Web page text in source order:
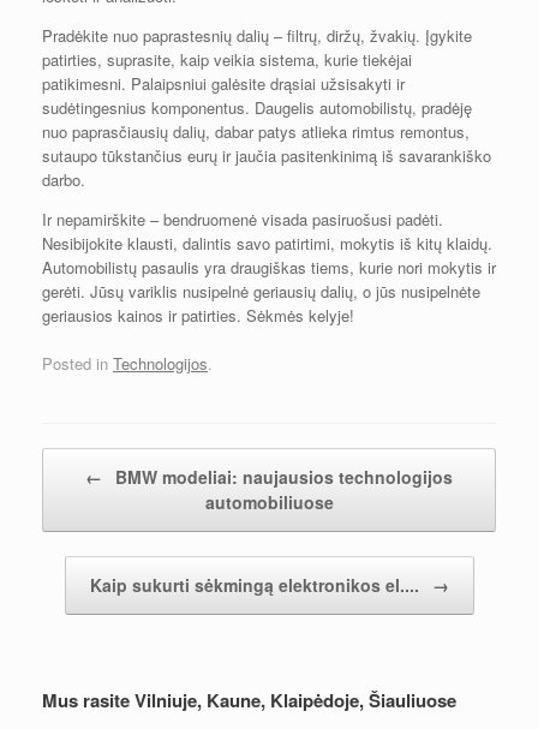
Pradėkite nuo paprastesnių dalių – filtrų, diržų, žvakių. Įgykite
patirties, suprasite, kaip veikia sistema, kurie tiekėjai
patikimesni. Palaipsniui galėsite drąsiai užsisakyti ir
sudėtingesnius komponentus. Daugelis automobilistų, pradėję
nuo paprasčiausių dalių, dabar patys atlieka rimtus remontus,
sutaupo tūkstančius eurų ir jaučia pasitenkinimą iš savarankiško
darbo.
Ir nepamirškite – bendruomenė visada pasiruošusi padėti.
Nesibijokite klausti, dalintis savo patirtimi, mokytis iš kitų klaidų.
Automobilistų pasaulis yra draugiškas tiems, kurie nori mokytis ir
gerėti. Jūsų variklis nusipelnė geriausių dalių, o jūs nusipelnėte
geriausios kainos ir patirties. Sėkmės kelyje!
Posted in Technologijos.
←
BMW modeliai: naujausios technologijos
automobiliuose
Kaip sukurti sėkmingą elektronikos el.... →
Mus rasite Vilniuje, Kaune, Klaipėdoje, Šiauliuose